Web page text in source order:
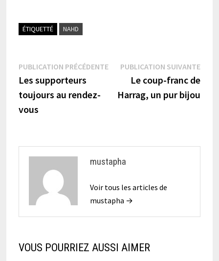
ÉTIQUETTÉ NAHD
Navigation
de
l’article
PUBLICATION PRÉCÉDENTEPublication
précédente :
Les supporteurs
toujours au rendez-
vous
PUBLICATION SUIVANTE
Le coup-franc de
Harrag, un pur bijou
mustapha
Voir tous les articles de
mustapha →
VOUS POURRIEZ AUSSI AIMER